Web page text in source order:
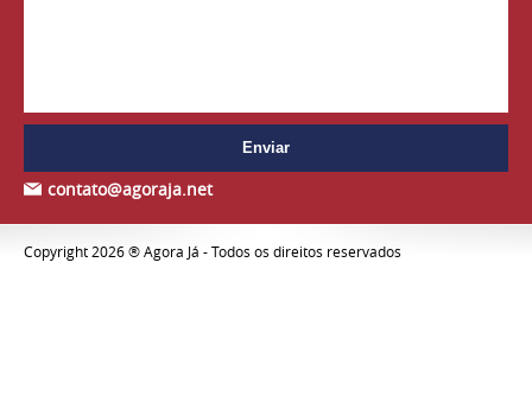
contato@agoraja.net
Copyright 2026 ® Agora Já - Todos os direitos reservados